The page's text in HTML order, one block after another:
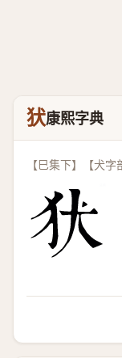
犾康熙字典
【巳集下】【犬